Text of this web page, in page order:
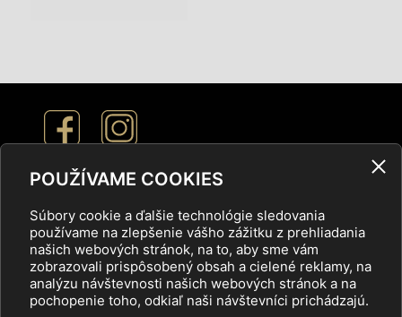
POUŽÍVAME COOKIES
Súbory cookie a ďalšie technológie sledovania
používame na zlepšenie vášho zážitku z prehliadania
našich webových stránok, na to, aby sme vám
zobrazovali prispôsobený obsah a cielené reklamy, na
analýzu návštevnosti našich webových stránok a na
pochopenie toho, odkiaľ naši návštevníci prichádzajú.
Nastavenie cookies
Ochrana osobných údajov